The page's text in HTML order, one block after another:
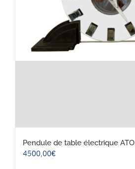
Pendule de table électrique ATO
4500,00€